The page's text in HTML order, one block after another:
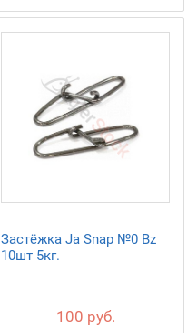
Застёжка Ja Snap №0 Bz
10шт 5кг.
100 руб.